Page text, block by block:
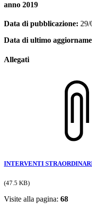
anno 2019
Data di pubblicazione: 29/
Data di ultimo
Allegati
INTERVENTI
(47.5 KB)
Visite alla pagina: 68